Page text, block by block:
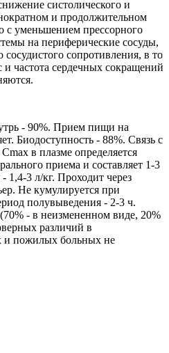
систолического и
и продолжительном
с уменьшением прессорного
на периферические сосуды,
сопротивления, в то
частота сердечных сокращений
- 90%. Прием пищи на
Биодоступность - 88%. Связь с
в плазме определяется
приема и составляет 1-3
1,4-3 л/кг. Проходит через
Не кумулируется при
полувыведения - 2-3 ч.
- в неизмененном виде, 20%
различий в
и пожилых больных не